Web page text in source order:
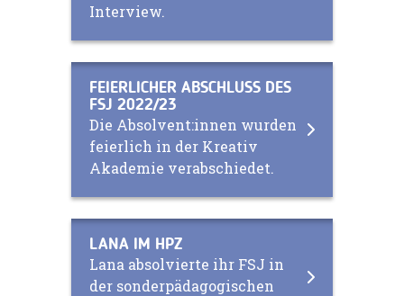
Interview.
FEIERLICHER ABSCHLUSS DES
FSJ 2022/23
Die Absolvent:innen wurden
feierlich in der Kreativ
Akademie verabschiedet.
LANA IM HPZ
Lana absolvierte ihr FSJ in
der sonderpädagogischen